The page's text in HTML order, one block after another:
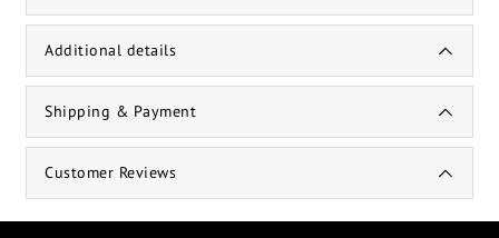
Additional details
Shipping & Payment
Customer Reviews